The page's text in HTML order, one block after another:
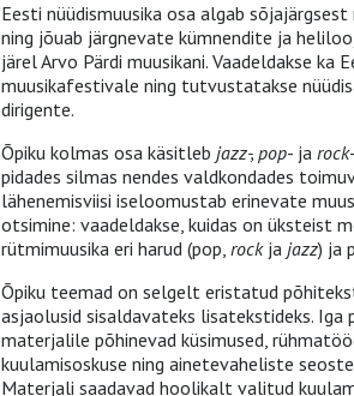
Eesti nüüdismuusika osa algab
ning jõuab järgnevate kümnendite ja
järel Arvo Pärdi muusikani. Vaadeldakse ka
muusikafestivale ning tutvustatakse
dirigente.
Õpiku kolmas osa käsitleb jazz-, pop- ja rock
pidades silmas nendes valdkondades
lähenemisviisi iseloomustab erinevate
otsimine: vaadeldakse, kuidas on üksteist
rütmimuusika eri harud (pop, rockja jazz) ja
Õpiku teemad on selgelt eristatud
asjaolusid sisaldavateks lisatekstideks. Iga
materjalile põhinevad küsimused,
kuulamisoskuse ning ainetevaheliste
Materjali saadavad hoolikalt valitud